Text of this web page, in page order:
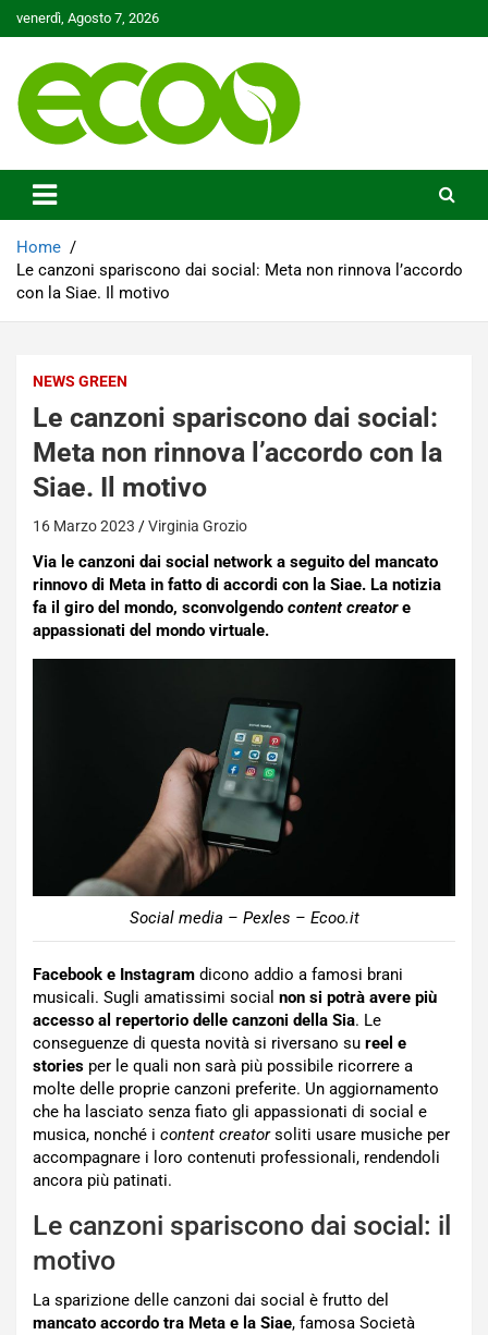
to
venerdì, Agosto 7, 2026
Ecoo.it
Home
Le canzoni spariscono dai social: Meta non rinnova l’accordo
con la Siae. Il motivo
NEWS GREEN
Le canzoni spariscono dai social:
Meta non rinnova l’accordo con la
Siae. Il motivo
16 Marzo 2023 Virginia Grozio
Via le canzoni dai social network a seguito del mancato
rinnovo di Meta in fatto di accordi con la Siae. La notizia
fa il giro del mondo, sconvolgendo content creatore
appassionati del mondo virtuale.
Social media – Pexles – Ecoo.it
Facebook e Instagram dicono addio a famosi brani
musicali. Sugli amatissimi social non si potrà avere più
accesso al repertorio delle canzoni della Sia. Le
conseguenze di questa novità si riversano su reel e
stories per le quali non sarà più possibile ricorrere a
molte delle proprie canzoni preferite. Un aggiornamento
che ha lasciato senza fiato gli appassionati di social e
musica, nonché i content creatorsoliti usare musiche per
accompagnare i loro contenuti professionali, rendendoli
ancora più patinati.
Le canzoni spariscono dai social: il
motivo
La sparizione delle canzoni dai social è frutto del
mancato accordo tra Meta e la Siae, famosa Società